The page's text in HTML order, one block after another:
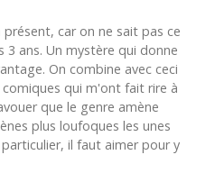
car on ne sait pas ce
3 ans. Un mystère qui donne
On combine avec ceci
qui m'ont fait rire à
que le genre amène
plus loufoques les unes
il faut aimer pour y